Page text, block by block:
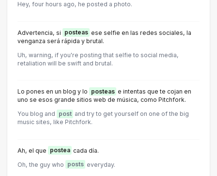
Hey, four hours ago, he posted a photo.
Advertencia, si posteas ese selfie en las redes sociales, la
venganza será rápida y brutal.
Uh, warning, if you're posting that selfie to social media,
retaliation will be swift and brutal.
Lo pones en un blog y lo posteas e intentas que te cojan en
uno se esos grande sitios web de música, como Pitchfork.
You blog and post and try to get yourself on one of the big
music sites, like Pitchfork.
Ah, el que postea cada día.
Oh, the guy who posts everyday.